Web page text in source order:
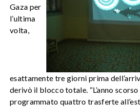
Gaza per
l’ultima
volta,
esattamente tre giorni prima
derivò il blocco totale. “L’anno
programmato quattro trasferte